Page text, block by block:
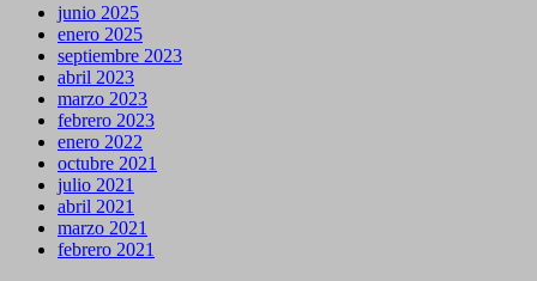
junio 2025
enero 2025
septiembre 2023
abril 2023
marzo 2023
febrero 2023
enero 2022
octubre 2021
julio 2021
abril 2021
marzo 2021
febrero 2021